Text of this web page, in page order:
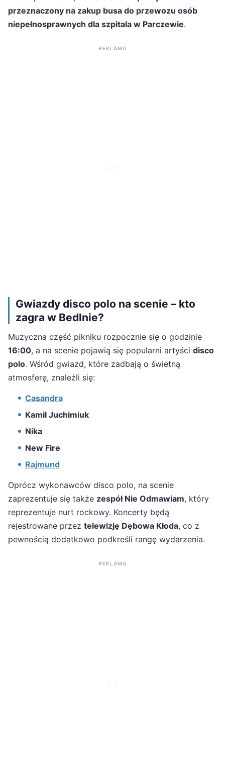
przeznaczony na zakup busa do przewozu osób
niepełnosprawnych dla szpitala w Parczewie.
REKLAMA
Gwiazdy disco polo na scenie – kto
zagra w Bedlnie?
Muzyczna część pikniku rozpocznie się o godzinie
16:00, a na scenie pojawią się popularni artyści disco
polo. Wśród gwiazd, które zadbają o świetną
atmosferę, znaleźli się:
Casandra
Kamil Juchimiuk
Nika
New Fire
Rajmund
Oprócz wykonawców disco polo, na scenie
zaprezentuje się także zespół Nie Odmawiam, który
reprezentuje nurt rockowy. Koncerty będą
rejestrowane przez telewizję Dębowa Kłoda, co z
pewnością dodatkowo podkreśli rangę wydarzenia.
REKLAMA